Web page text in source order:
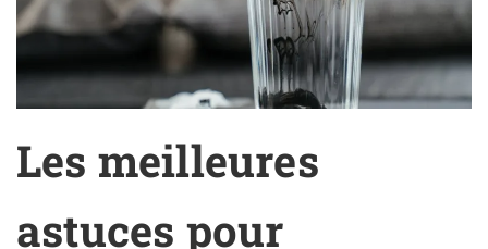
Les meilleures
astuces pour